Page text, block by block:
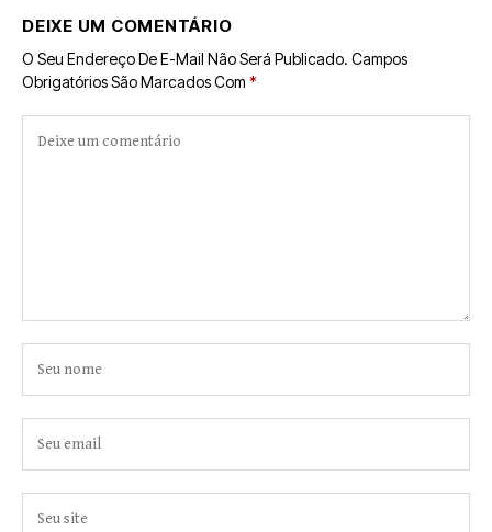
DEIXE UM COMENTÁRIO
O Seu Endereço De E-Mail Não Será Publicado. Campos
Obrigatórios São Marcados Com *